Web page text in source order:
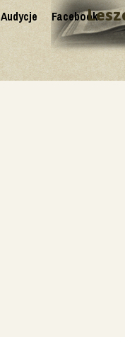
Audycje Facebook